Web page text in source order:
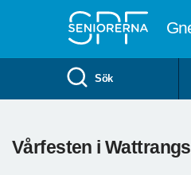
Sök
Vårfesten i